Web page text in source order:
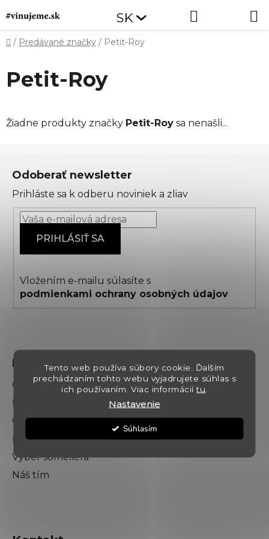
Tento web používa súbory cookie. Ďalším
prechádzaním tohto webu vyjadrujete súhlas s
ich používaním. Viac informáciítu
Nastavenie
Súhlasím
na
obsah
SK
Domov
/ Predávané značky / Petit-Roy
Petit-Roy
Žiadne produkty značky Petit-Roy sa nenašli...
Odoberať newsletter
Prihláste sa k odberu noviniek a zliav
PRIHLÁSIŤ SA
Vložením e-mailu súlasíte s
podmienkami ochrany osobných údajov
Dokumenty
Obchodné podmienky
Podmienky ochrany osobných údajov
O nás
Kontakt
Výber someliéra
Náš tím